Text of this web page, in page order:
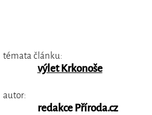
témata článku:
výlet Krkonoše
autor:
redakce Příroda.cz